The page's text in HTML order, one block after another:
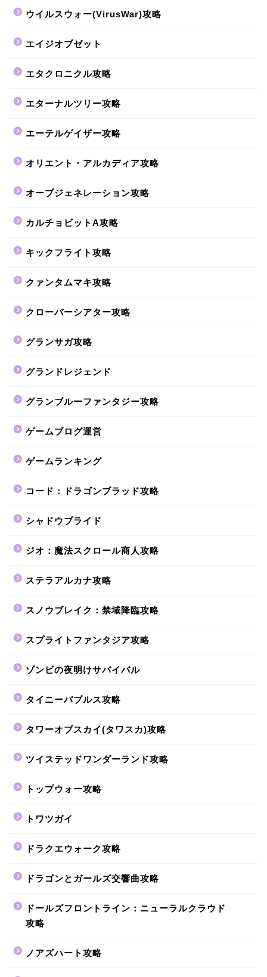
ウイルスウォー(VirusWar)攻略
エイジオブゼット
エタクロニクル攻略
エターナルツリー攻略
エーテルゲイザー攻略
オリエント・アルカディア攻略
オーブジェネレーション攻略
カルチョビットA攻略
キックフライト攻略
クァンタムマキ攻略
クローバーシアター攻略
グランサガ攻略
グランドレジェンド
グランブルーファンタジー攻略
ゲームブログ運営
ゲームランキング
コード：ドラゴンブラッド攻略
シャドウブライド
ジオ：魔法スクロール商人攻略
ステラアルカナ攻略
スノウブレイク：禁域降臨攻略
スプライトファンタジア攻略
ゾンビの夜明けサバイバル
タイニーバブルス攻略
タワーオブスカイ(タワスカ)攻略
ツイステッドワンダーランド攻略
トップウォー攻略
トワツガイ
ドラクエウォーク攻略
ドラゴンとガールズ交響曲攻略
ドールズフロントライン：ニューラルクラウド
攻略
ノアズハート攻略